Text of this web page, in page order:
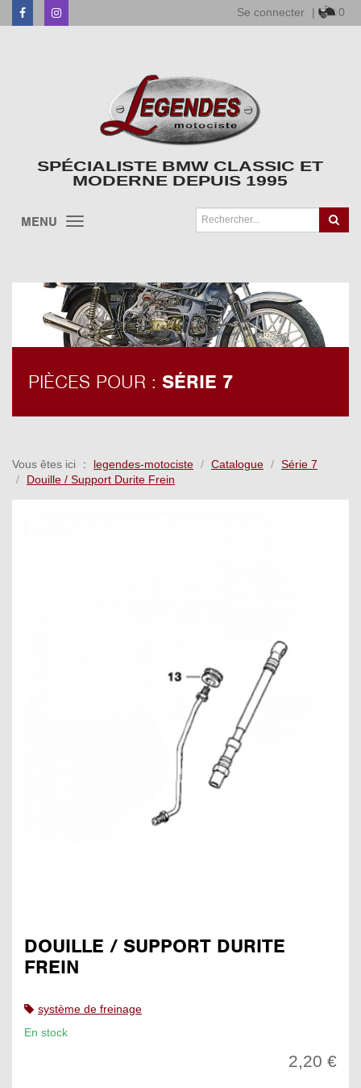
FacebookInstagram Se connecter | 0
SPÉCIALISTE BMW CLASSIC ET
MODERNE DEPUIS 1995
MENU
PIÈCES POUR : SÉRIE 7
Vous êtes ici legendes-motociste Catalogue
Série 7
Douille / Support Durite Frein
DOUILLE / SUPPORT DURITE
FREIN
système de freinage
En stock
2,20 €